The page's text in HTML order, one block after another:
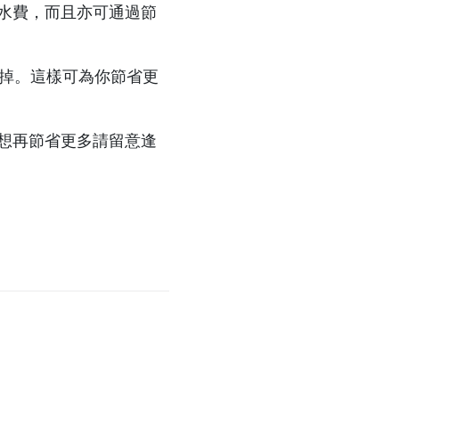
費，而且亦可通過節
。這樣可為你節省更
再節省更多請留意逢